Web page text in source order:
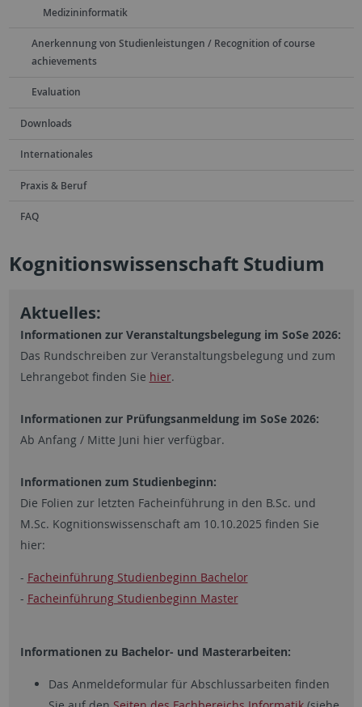
Medizininformatik
Anerkennung von Studienleistungen / Recognition of course
achievements
Evaluation
Downloads
Internationales
Praxis & Beruf
FAQ
Kognitionswissenschaft Studium
Aktuelles:
Informationen zur Veranstaltungsbelegung im SoSe 2026:
Das Rundschreiben zur Veranstaltungsbelegung und zum
Lehrangebot finden Sie hier.
Informationen zur Prüfungsanmeldung im SoSe 2026:
Ab Anfang / Mitte Juni hier verfügbar.
Informationen zum Studienbeginn:
Die Folien zur letzten Facheinführung in den B.Sc. und
M.Sc. Kognitionswissenschaft am 10.10.2025 finden Sie
hier:
- Facheinführung Studienbeginn Bachelor
- Facheinführung Studienbeginn Master
Informationen zu Bachelor- und Masterarbeiten:
Das Anmeldeformular für Abschlussarbeiten finden